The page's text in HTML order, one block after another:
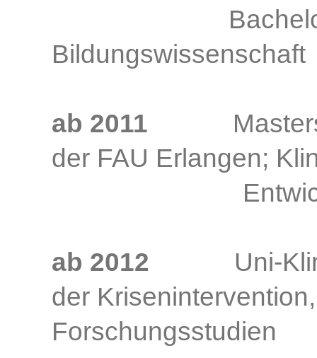
Bildungswissenschaft
ab 2011
der FAU
ab 2012
Uni-Klinik
der
Forschungsstudien